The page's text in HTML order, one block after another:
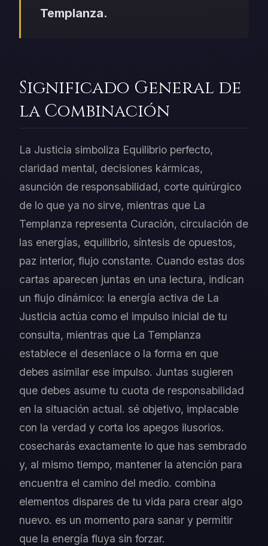
Templanza.
Significado General de
la Combinación
La Justicia simboliza Equilibrio perfecto,
claridad mental, decisiones kármicas,
asunción de responsabilidad, corte quirúrgico
de lo que ya no sirve, mientras que La
Templanza representa Curación, circulación de
las energías, equilibrio, síntesis de opuestos,
paz interior, flujo constante. Cuando estas dos
cartas aparecen juntas en una lectura, indican
un flujo dinámico: la energía activa de La
Justicia actúa como el impulso inicial de tu
consulta, mientras que La Templanza
establece el desenlace o la forma en que
debes asimilar ese impulso. Juntas sugieren
que debes asume tu cuota de responsabilidad
en la situación actual. sé objetivo, implacable
con la verdad y corta los apegos ilusorios.
cosecharás exactamente lo que has sembrado
y, al mismo tiempo, mantener la atención para
encuentra el camino del medio. combina
elementos dispares de tu vida para crear algo
nuevo. es un momento para sanar y permitir
que la energía fluya sin forzar.